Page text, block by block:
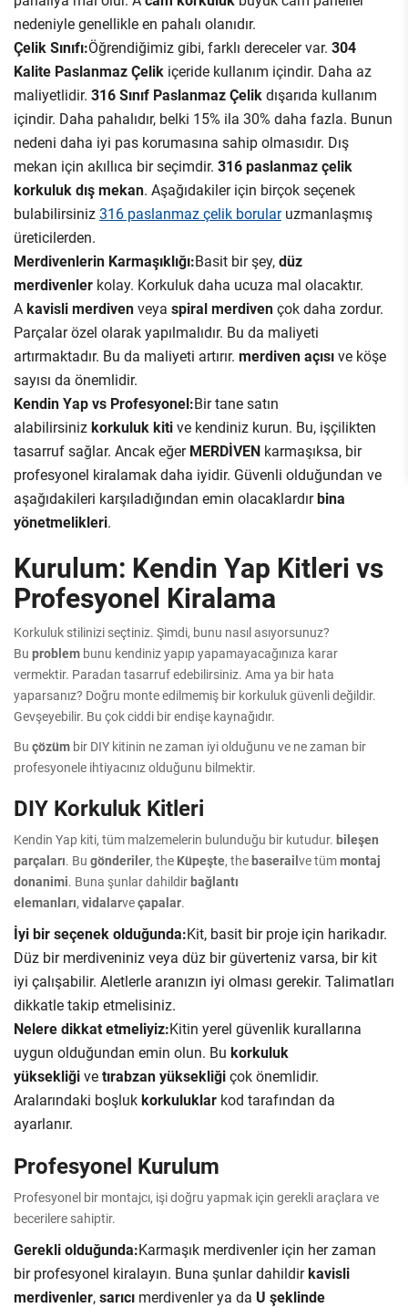
nedeniyle genellikle en pahalı olanıdır.
Çelik Sınıfı:Öğrendiğimiz gibi, farklı dereceler var. 304
Kalite Paslanmaz Çelik içeride kullanım içindir. Daha az
maliyetlidir. 316 Sınıf Paslanmaz Çelikdışarıda kullanım
içindir. Daha pahalıdır, belki 15% ila 30% daha fazla. Bunun
nedeni daha iyi pas korumasına sahip olmasıdır. Dış
mekan için akıllıca bir seçimdir. 316 paslanmaz çelik
korkuluk dış mekan. Aşağıdakiler için birçok seçenek
bulabilirsiniz316 paslanmaz çelik borularuzmanlaşmış
üreticilerden.
Merdivenlerin Karmaşıklığı:Basit bir şey,düz
merdivenler kolay. Korkuluk daha ucuza mal olacaktır.
Akavisli merdivenveya spiral merdivençok daha zordur.
Parçalar özel olarak yapılmalıdır. Bu da maliyeti
artırmaktadır. Bu da maliyeti artırır. merdiven açısıve köşe
sayısı da önemlidir.
Kendin Yap vs Profesyonel:Bir tane satın
alabilirsinizkorkuluk kitive kendiniz kurun. Bu, işçilikten
tasarruf sağlar. Ancak eğerMERDİVEN karmaşıksa, bir
profesyonel kiralamak daha iyidir. Güvenli olduğundan ve
aşağıdakileri karşıladığından emin olacaklardırbina
yönetmelikleri.
Kurulum: Kendin Yap Kitleri vs
Profesyonel Kiralama
Korkuluk stilinizi seçtiniz. Şimdi, bunu nasıl asıyorsunuz?
Bu problem bunu kendiniz yapıp yapamayacağınıza karar
vermektir. Paradan tasarruf edebilirsiniz. Ama ya bir hata
yaparsanız? Doğru monte edilmemiş bir korkuluk güvenli değildir.
Gevşeyebilir. Bu çok ciddi bir endişe kaynağıdır.
Bu çözüm bir DIY kitinin ne zaman iyi olduğunu ve ne zaman bir
profesyonele ihtiyacınız olduğunu bilmektir.
DIY Korkuluk Kitleri
Kendin Yap kiti, tüm malzemelerin bulunduğu bir kutudur. bileşen
parçaları. Bu gönderiler, the Küpeşte, thebaserailve tümmontaj
donanimi. Buna şunlar dahildirbağlantı
elemanları, vidalarveçapalar.
İyi bir seçenek olduğunda:Kit, basit bir proje için harikadır.
Düz bir merdiveniniz veya düz bir güverteniz varsa, bir kit
iyi çalışabilir. Aletlerle aranızın iyi olması gerekir. Talimatları
dikkatle takip etmelisiniz.
Nelere dikkat etmeliyiz:Kitin yerel güvenlik kurallarına
uygun olduğundan emin olun. Bu korkuluk
yüksekliğivetırabzan yüksekliğiçok önemlidir.
Aralarındaki boşlukkorkuluklar kod tarafından da
ayarlanır.
Profesyonel Kurulum
Profesyonel bir montajcı, işi doğru yapmak için gerekli araçlara ve
becerilere sahiptir.
Gerekli olduğunda:Karmaşık merdivenler için her zaman
bir profesyonel kiralayın. Buna şunlar dahildirkavisli
merdivenler,sarıcı merdivenler ya da U şeklinde